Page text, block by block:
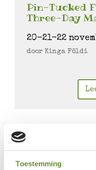
Toestemming
Pin-Tucked
Three-Day
20-21-22
door Kinga Földi